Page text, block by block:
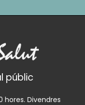
públic
hores. Divendres